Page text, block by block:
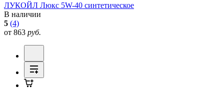
ЛУКОЙЛ Люкс 5W-40 синтетическое
В наличии
5 (4)
от 863 руб.